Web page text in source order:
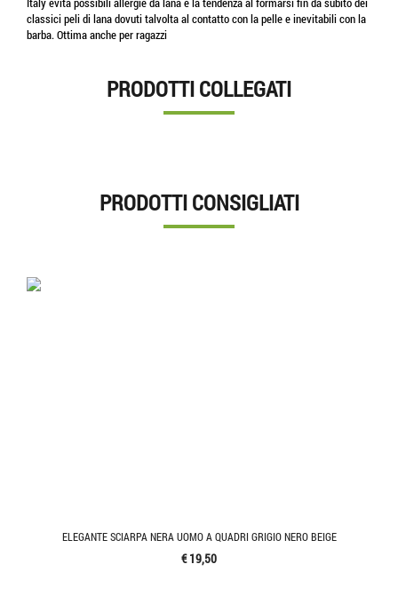
classici peli di lana dovuti talvolta al contatto con la pelle e inevitabili con la
barba. Ottima anche per ragazzi
PRODOTTI COLLEGATI
PRODOTTI CONSIGLIATI
ELEGANTE SCIARPA NERA UOMO A QUADRI GRIGIO NERO BEIGE
€ 19,50